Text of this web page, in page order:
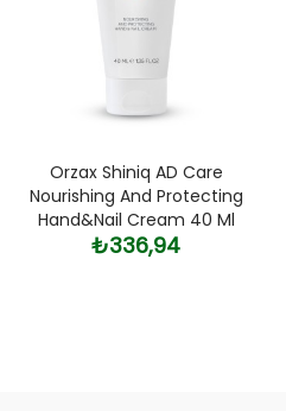
Orzax Shiniq AD Care
Nourishing And Protecting
Hand&Nail Cream 40 Ml
₺336,94